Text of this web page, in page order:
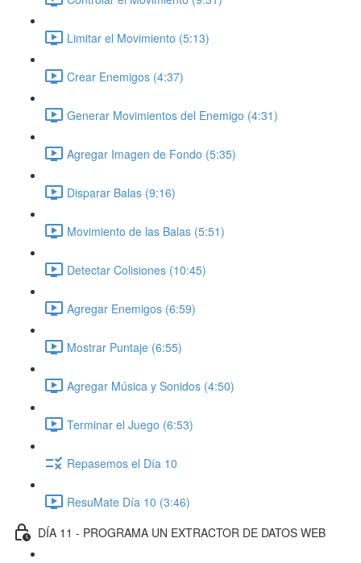
Limitar el Movimiento (5:13)
Crear Enemigos (4:37)
Generar Movimientos del Enemigo (4:31)
Agregar Imagen de Fondo (5:35)
Disparar Balas (9:16)
Movimiento de las Balas (5:51)
Detectar Colisiones (10:45)
Agregar Enemigos (6:59)
Mostrar Puntaje (6:55)
Agregar Música y Sonidos (4:50)
Terminar el Juego (6:53)
Repasemos el Día 10
ResuMate Día 10 (3:46)
DÍA 11 - PROGRAMA UN EXTRACTOR DE DATOS WEB